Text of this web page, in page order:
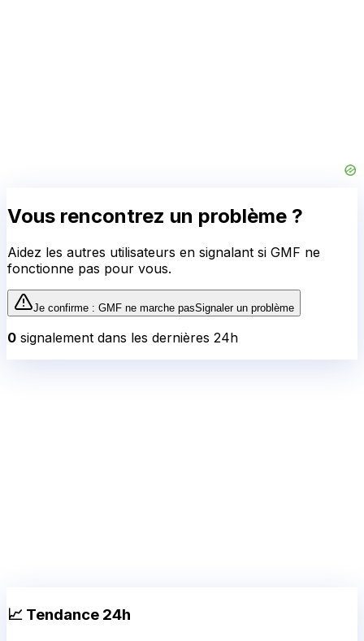
Vous rencontrez un problème ?
Aidez les autres utilisateurs en signalant si GMF ne
fonctionne pas pour vous.
Je confirme : GMF ne marche pasSignaler un problème
0 signalement dans les dernières 24h
📈 Tendance 24h